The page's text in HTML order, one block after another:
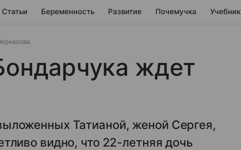
Статьи Беременность Развитие Почемучка Учебник
ждет
Татианой, женой Сергея,
видно, что 22-летняя дочь